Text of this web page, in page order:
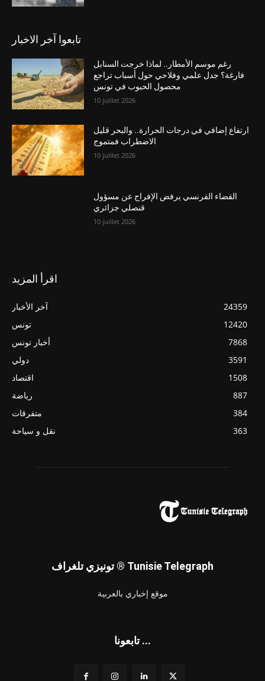
تابعوا آخر الاخبار
رغم موسم الأمطار.. لماذا خرجت السنابل
فارغة؟ جدل علمي وفلاحي حول أسباب تراجع
محصول الحبوب في تونس
10 juillet 2026
ارتفاع إضافي في درجات الحرارة.. والبحر قليل
الاضطراب فمتموج
10 juillet 2026
القضاء الفرنسي يرفض الإفراج عن مسؤول
قنصلي جزائري
10 juillet 2026
اقرأ المزيد
آخر الأخبار
24359
تونس
12420
أخبار تونس
7868
دولي
3591
اقتصاد
1508
رياضة
887
متفرقات
384
نقل و سياحة
363
تونيزي تلغراف ® Tunisie Telegraph
موقع إخباري بالعربية
تابعونا ...